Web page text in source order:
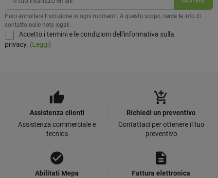
Puoi annullare l'iscrizione in ogni momenti. A questo scopo, cerca le info di
contatto nelle note legali.
Accetto i termini e le condizioni dell'informativa sulla
privacy. (Leggi)
thumb_up
Assistenza clienti
Assistenza commerciale e
tecnica
add_shopping_cart
Richiedi un preventivo
Contattaci per ottenere il tuo
preventivo
check_circle
Abilitati Mepa
description
Fattura elettronica